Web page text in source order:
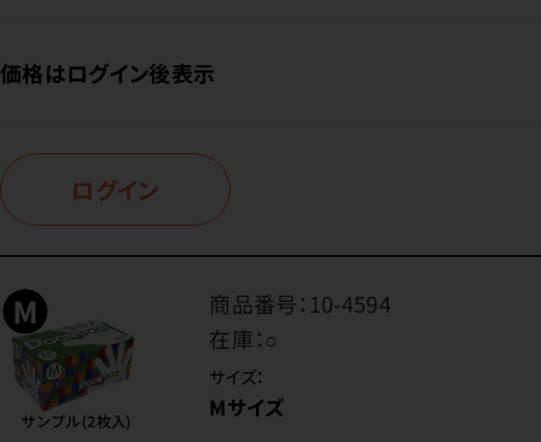
価格はログイン後表示
ログイン
商品番号： 10-4594
在庫：○
サイズ：
Mサイズ